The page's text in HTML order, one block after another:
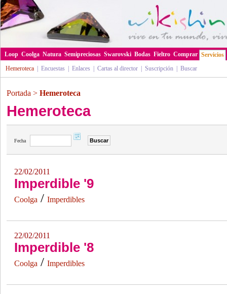
Loop Coolga Natura Semipreciosas Swarovski Bodas Fieltro Comprar Servicios
Hemeroteca
Encuestas Enlaces Cartas al director Suscripción Buscar
Portada > Hemeroteca
Hemeroteca
Fecha
22/02/2011
Imperdible '9
Coolga / Imperdibles
22/02/2011
Imperdible '8
Coolga / Imperdibles